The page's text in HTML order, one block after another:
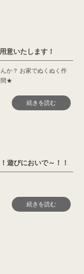
意いたします！
か？ お家でぬくぬく作
間★
続きを読む
遊びにおいで～！！
続きを読む